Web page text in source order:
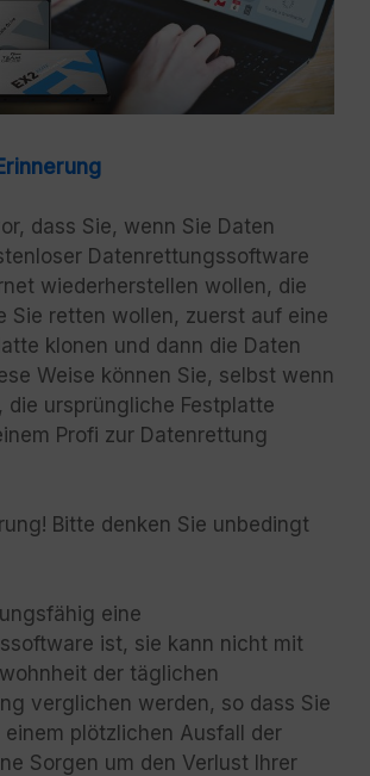
dass Sie, wenn Sie Daten
Datenrettungssoftware
wiederherstellen wollen, die
Sie retten wollen, zuerst auf eine
klonen und dann die Daten
Weise können Sie, selbst wenn
die ursprüngliche Festplatte
Profi zur Datenrettung
Bitte denken Sie unbedingt
eine
ist, sie kann nicht mit
der täglichen
verglichen werden, so dass Sie
plötzlichen Ausfall der
Sorgen um den Verlust Ihrer